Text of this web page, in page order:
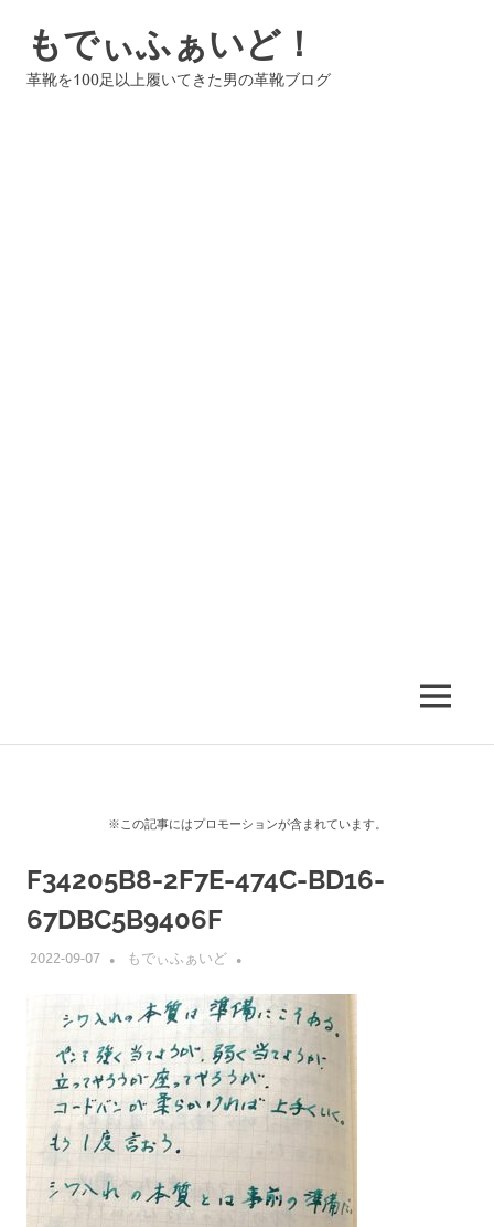
もでぃふぁいど！
革靴を100足以上履いてきた男の革靴ブログ
MENU
※この記事にはプロモーションが含まれています。
F34205B8-2F7E-474C-BD16-
67DBC5B9406F
2022-09-07 もでぃふぁいど